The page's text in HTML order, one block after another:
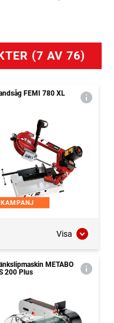
(7 AV 76)
FEMI 780 XL
KAMPANJ
Visa
METABO
200 Plus